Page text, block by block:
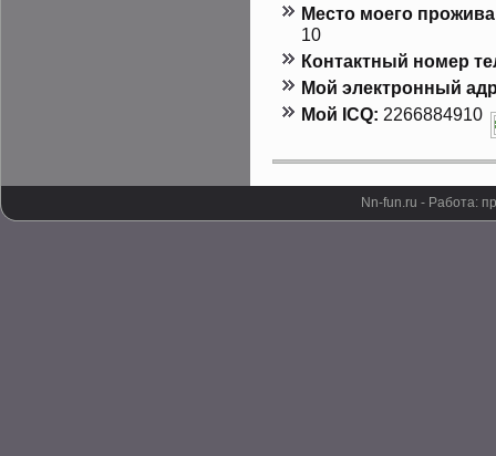
Местο мοего
10
Контактный номер
Мой электронный
Мой ICQ: 2266884910
Nn-fun.ru - Работа: